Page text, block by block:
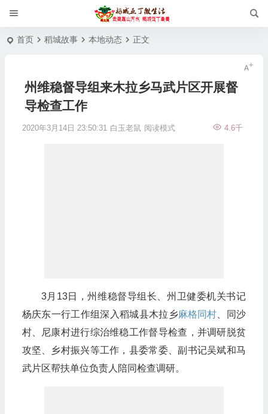
首页 稻城故事 本地动态 正文
州维稳督导组来木拉乡马武片区开展督
导检查工作
2020年3月14日 23:50:31 白玉老鼠 4.6千
阅读模式
3月13日，州维稳督导组长、州卫健委机关书记
杨庆东一行工作组深入稻城县木拉乡麻格同村、同沙
村、尼康村进行综治维稳工作督导检查，并调研脱贫
攻坚、乡村振兴等工作，县委常委、副书记吴斌和马
武片区帮扶单位负责人陪同检查调研。